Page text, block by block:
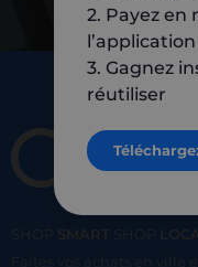
SHOP SMART SHOP
Faites vos achats en ville
2. Payez en
l’application
3. Gagnez
réutiliser